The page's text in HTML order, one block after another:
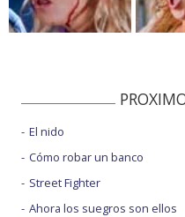
El nido
Cómo robar un banco
Street Fighter
Ahora los suegros son ellos